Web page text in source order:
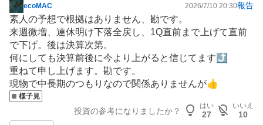
掲
示
板
記
事
ecoMAC 2026/7/10 20:30報告
素人の予想で根拠はありません、勘です。
来週微増、連休明け下落全戻し、1Q直前まで上げて直前
で下げ。後は決算次第。
何にしても決算前後に今より上がると信じてます⤴️
重ねて申し上げます。勘です。
現物で中長期のつもりなので関係ありませんが👍
様子見
投資の参考になりましたか？
はい
27
いいえ
10